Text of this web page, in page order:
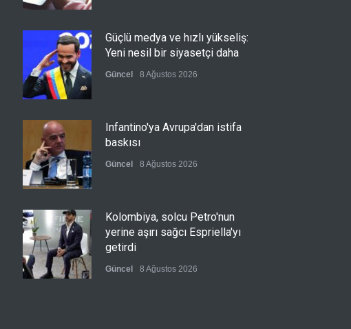
Güçlü medya ve hızlı yükseliş:
Yeni nesil bir siyasetçi daha
Güncel 8 Ağustos 2026
Infantino'ya Avrupa'dan istifa
baskısı
Güncel 8 Ağustos 2026
Kolombiya, solcu Petro'nun
yerine aşırı sağcı Espriella'yı
getirdi
Güncel 8 Ağustos 2026